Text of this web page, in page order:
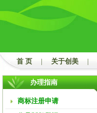
首 页 关于创美
办理指南
商标注册申请